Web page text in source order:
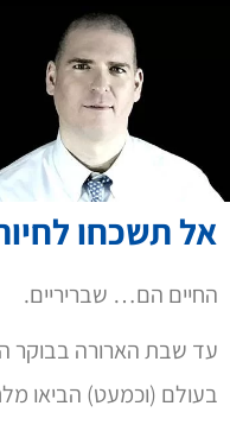
אל תשכחו
החיים הם… שבריריים.
עד שבת הארורה בבוקר
בעולם (וכמעט) הביאו